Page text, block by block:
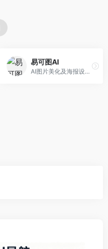
易可图AI
AI图片美化及海报设计平台，专注于电商视觉设计。面向电商卖家，提供图片美化、海报设计、营销素材等服务，设计效率高。